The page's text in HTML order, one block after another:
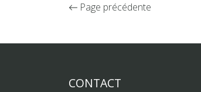
Page précédente
CONTACT